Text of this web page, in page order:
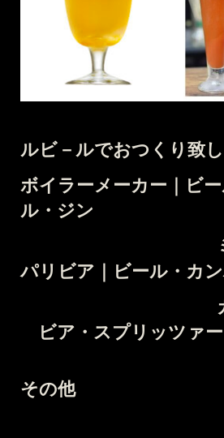
ビ－ルベ－
ルビ－ルでおつくり致し
ボイラーメーカー｜ビ
ル・ジン
ミチュラーダ
パリビア｜ビール・カ
カシスビア｜
ビア・スプリッツァ
その他